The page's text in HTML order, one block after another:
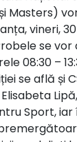
Masters)
vineri,
se
08:30 –
se află și
Sport, iar